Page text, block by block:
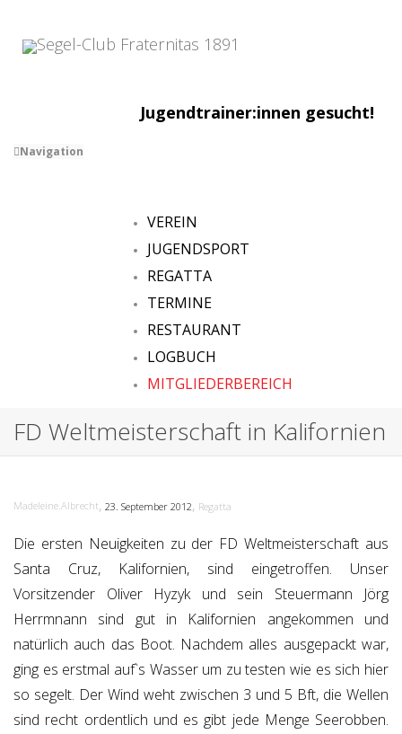
Jugendtrainer:innen gesucht!
Navigation
VEREIN
JUGENDSPORT
REGATTA
TERMINE
RESTAURANT
LOGBUCH
MITGLIEDERBEREICH
FD Weltmeisterschaft in Kalifornien
Madeleine.Albrecht, 23. September 2012, Regatta
Die ersten Neuigkeiten zu der FD Weltmeisterschaft aus
Santa Cruz, Kalifornien, sind eingetroffen. Unser
Vorsitzender Oliver Hyzyk und sein Steuermann Jörg
Herrmnann sind gut in Kalifornien angekommen und
natürlich auch das Boot. Nachdem alles ausgepackt war,
ging es erstmal auf`s Wasser um zu testen wie es sich hier
so segelt. Der Wind weht zwischen 3 und 5 Bft, die Wellen
sind recht ordentlich und es gibt jede Menge Seerobben.